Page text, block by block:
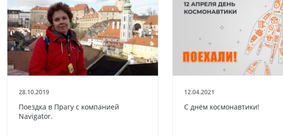
28.10.2019
Поездка в Прагу с компанией
Navigator.
12.04.2021
С днём космонавтики!